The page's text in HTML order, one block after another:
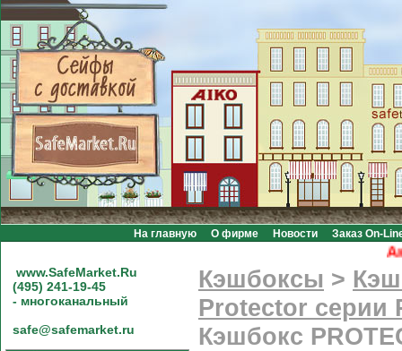
На главную О фирме Новости Заказ On-
www.SafeMarket.Ru
(495) 241-19-45
- многоканальный
safe@safemarket.ru
Кэшбоксы >
Protector серии
Кэшбокс